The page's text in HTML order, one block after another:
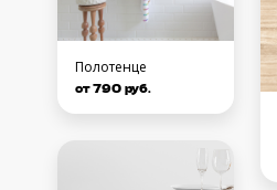
Полотенце
от 790 руб.